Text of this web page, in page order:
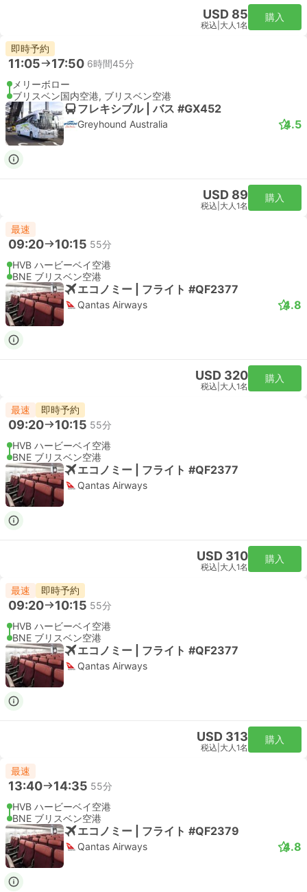
USD 85
税込 大人1名
購入
即時予約
11:05 17:50 6時間45分
メリーボロー
ブリスベン国内空港, ブリスベン空港
フレキシブル | バス #GX452
Greyhound Australia 4.5
USD 89
税込 大人1名
購入
最速
09:20 10:15 55分
HVB ハービーベイ空港
BNE ブリスベン空港
エコノミー | フライト #QF2377
Qantas Airways 4.8
USD 320
税込 大人1名
購入
最速 即時予約
09:20 10:15 55分
HVB ハービーベイ空港
BNE ブリスベン空港
エコノミー | フライト #QF2377
Qantas Airways
USD 310
税込 大人1名
購入
最速 即時予約
09:20 10:15 55分
HVB ハービーベイ空港
BNE ブリスベン空港
エコノミー | フライト #QF2377
Qantas Airways
USD 313
税込 大人1名
購入
最速
13:40 14:35 55分
HVB ハービーベイ空港
BNE ブリスベン空港
エコノミー | フライト #QF2379
Qantas Airways 4.8